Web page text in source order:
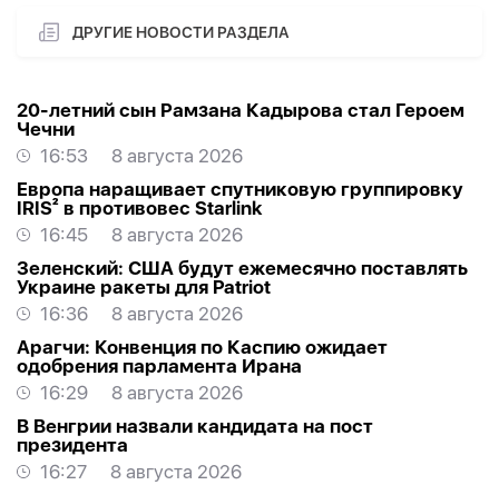
ДРУГИЕ НОВОСТИ РАЗДЕЛА
20-летний сын Рамзана Кадырова стал Героем
Чечни
16:53
8 августа 2026
Европа наращивает спутниковую группировку
IRIS² в противовес Starlink
16:45
8 августа 2026
Зеленский: США будут ежемесячно поставлять
Украине ракеты для Patriot
16:36
8 августа 2026
Арагчи: Конвенция по Каспию ожидает
одобрения парламента Ирана
16:29
8 августа 2026
В Венгрии назвали кандидата на пост
президента
16:27
8 августа 2026